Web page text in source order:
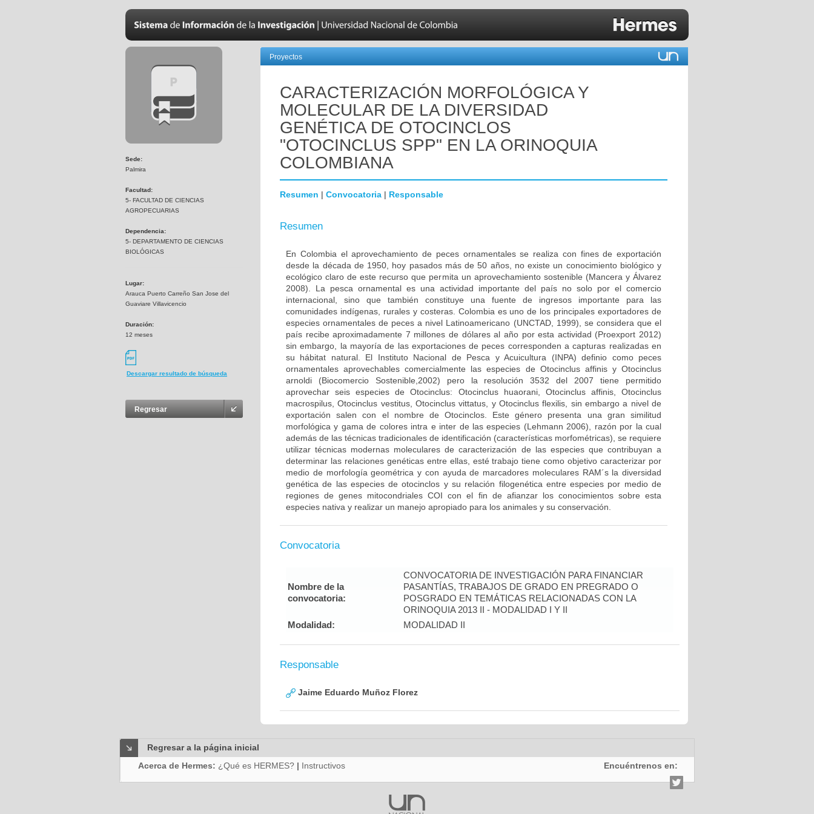
Sede:
Palmira
Facultad:
5- FACULTAD DE CIENCIAS
AGROPECUARIAS
Dependencia:
5- DEPARTAMENTO DE CIENCIAS
BIOLÓGICAS
Lugar:
Arauca Puerto Carreño San Jose del
Guaviare Villavicencio
Duración:
12 meses
Descargar resultado de búsqueda
Regresar
Proyectos
CARACTERIZACIÓN MORFOLÓGICA Y
MOLECULAR DE LA DIVERSIDAD
GENÉTICA DE OTOCINCLOS
"OTOCINCLUS SPP" EN LA ORINOQUIA
COLOMBIANA
Resumen | Convocatoria | Responsable
Resumen
En Colombia el aprovechamiento de peces ornamentales se realiza con fines de exportación
desde la década de 1950, hoy pasados más de 50 años, no existe un conocimiento biológico y
ecológico claro de este recurso que permita un aprovechamiento sostenible (Mancera y Álvarez
2008). La pesca ornamental es una actividad importante del país no solo por el comercio
internacional, sino que también constituye una fuente de ingresos importante para las
comunidades indígenas, rurales y costeras. Colombia es uno de los principales exportadores de
especies ornamentales de peces a nivel Latinoamericano (UNCTAD, 1999), se considera que el
país recibe aproximadamente 7 millones de dólares al año por esta actividad (Proexport 2012)
sin embargo, la mayoría de las exportaciones de peces corresponden a capturas realizadas en
su hábitat natural. El Instituto Nacional de Pesca y Acuicultura (INPA) definio como peces
ornamentales aprovechables comercialmente las especies de Otocinclus affinis y Otocinclus
arnoldi (Biocomercio Sostenible,2002) pero la resolución 3532 del 2007 tiene permitido
aprovechar seis especies de Otocinclus: Otocinclus huaorani, Otocinclus affinis, Otocinclus
macrospilus, Otocinclus vestitus, Otocinclus vittatus, y Otocinclus flexilis, sin embargo a nivel de
exportación salen con el nombre de Otocinclos. Este género presenta una gran similitud
morfológica y gama de colores intra e inter de las especies (Lehmann 2006), razón por la cual
además de las técnicas tradicionales de identificación (características morfométricas), se requiere
utilizar técnicas modernas moleculares de caracterización de las especies que contribuyan a
determinar las relaciones genéticas entre ellas, esté trabajo tiene como objetivo caracterizar por
medio de morfología geométrica y con ayuda de marcadores moleculares RAM´s la diversidad
genética de las especies de otocinclos y su relación filogenética entre especies por medio de
regiones de genes mitocondriales COI con el fin de afianzar los conocimientos sobre esta
especies nativa y realizar un manejo apropiado para los animales y su conservación.
Convocatoria
Nombre de la
convocatoria:
CONVOCATORIA DE INVESTIGACIÓN PARA FINANCIAR
PASANTÍAS, TRABAJOS DE GRADO EN PREGRADO O
POSGRADO EN TEMÁTICAS RELACIONADAS CON LA
ORINOQUIA 2013 II - MODALIDAD I Y II
Modalidad:
MODALIDAD II
Responsable
Jaime Eduardo Muñoz Florez
Regresar a la página inicial
Acerca de Hermes: ¿Qué es HERMES? | Instructivos Encuéntrenos en: